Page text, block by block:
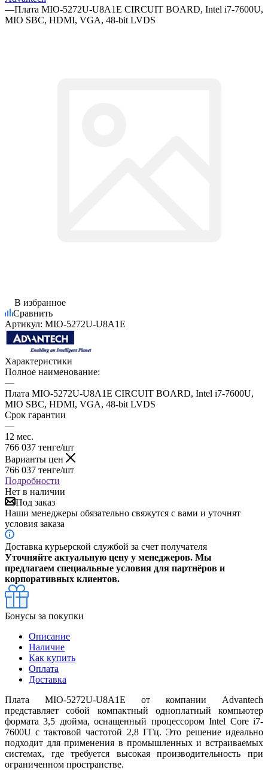
—Плата MIO-5272U-U8A1E CIRCUIT BOARD, Intel i7-7600U,
MIO SBC, HDMI, VGA, 48-bit LVDS
В избранное
Сравнить
Артикул: MIO-5272U-U8A1E
Характеристики
Полное наименование:
—
Плата MIO-5272U-U8A1E CIRCUIT BOARD, Intel i7-7600U,
MIO SBC, HDMI, VGA, 48-bit LVDS
Срок гарантии
—
12 мес.
766 037 тенге/шт
Варианты цен
766 037 тенге/шт
Подробности
Нет в наличии
Под заказ
Наши менеджеры обязательно свяжутся с вами и уточнят
условия заказа
Доставка курьерской службой за счет получателя
Уточняйте актуальную цену у менеджеров. Мы
предлагаем специальные условия для партнёров и
корпоративных клиентов.
Бонусы за покупки
Описание
Наличие
Как купить
Оплата
Доставка
Плата MIO-5272U-U8A1E от компании Advantech
представляет собой компактный одноплатный компьютер
формата 3,5 дюйма, оснащенный процессором Intel Core i7-
7600U с тактовой частотой 2,8 ГГц. Это решение идеально
подходит для применения в промышленных и встраиваемых
системах, где требуется высокая производительность при
ограниченном пространстве.